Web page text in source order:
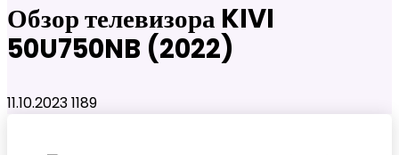
Обзор телевизора KIVI
50U750NB (2022)
11.10.20231189